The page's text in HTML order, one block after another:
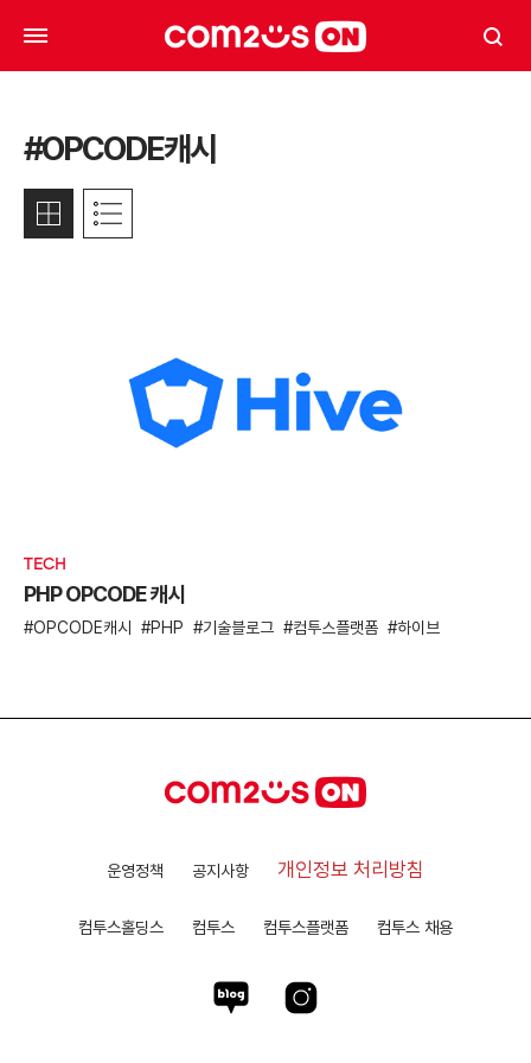
#OPCODE캐시
TECH
PHP OPCODE 캐시
OPCODE캐시 PHP 기술블로그 컴투스플랫폼 하이브
운영정책 공지사항 개인정보 처리방침
컴투스홀딩스 컴투스 컴투스플랫폼 컴투스 채용